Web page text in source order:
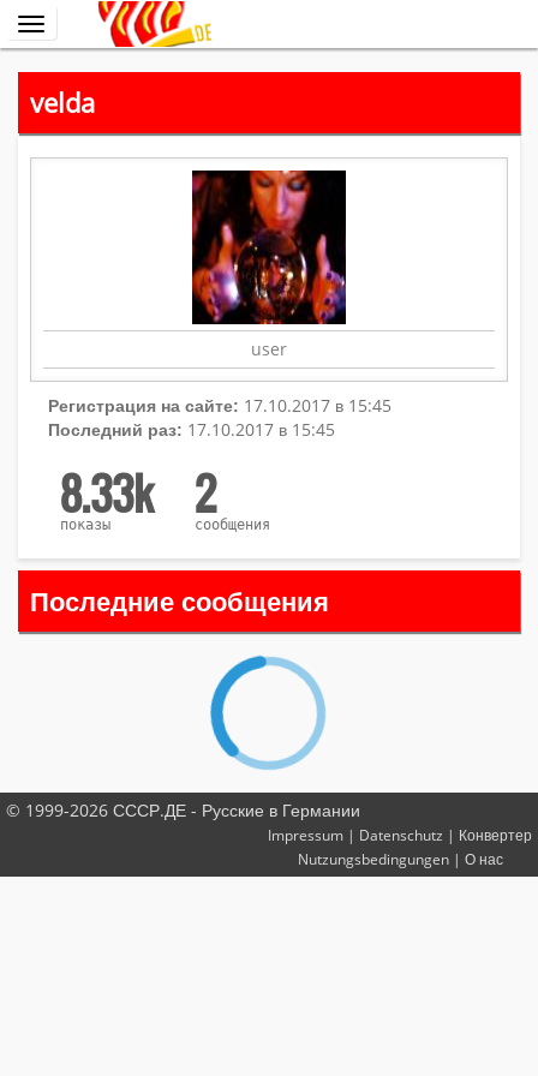
Переключить
навигацию
velda
user
Регистрация на сайте: 17.10.2017 в 15:45
Последний раз: 17.10.2017 в 15:45
8.33k
показы 2
сообщения
Последние сообщения
© 1999-2026 СССР.ДЕ - Русские в Германии
Impressum | Datenschutz | Конвертер
Nutzungsbedingungen| О нас